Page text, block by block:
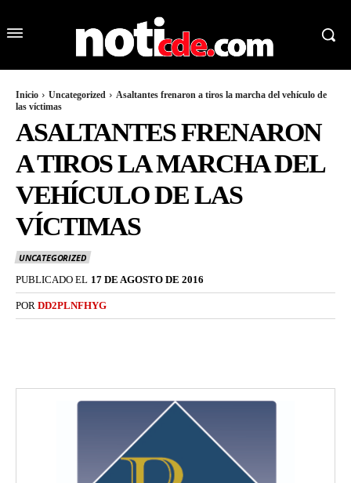
Inicio Uncategorized
Asaltantes frenaron a tiros la marcha del vehículo de
las víctimas
ASALTANTES FRENARON
A TIROS LA MARCHA DEL
VEHÍCULO DE LAS
VÍCTIMAS
UNCATEGORIZED
PUBLICADO EL 17 DE AGOSTO DE 2016
POR DD2PLNFHYG